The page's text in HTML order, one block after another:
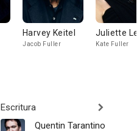
Harvey Keitel
Jacob Fuller
Juliette
Kate Fuller
Escritura
Quentin Tarantino